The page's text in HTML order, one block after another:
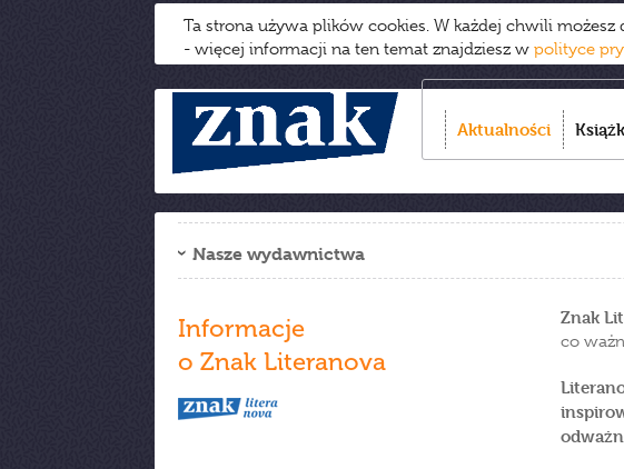
Ta strona używa plików cookies. W każdej chwili
- więcej informacji na ten temat znajdziesz w polityce
Aktualności
Nasze wydawnictwa
Informacje
o Znak Literanova
Znak
co